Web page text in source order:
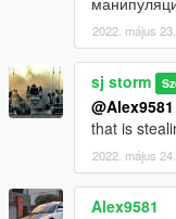
2022. május 23.
sj storm
@Alex9581
that is
2022. május 24.
Alex9581